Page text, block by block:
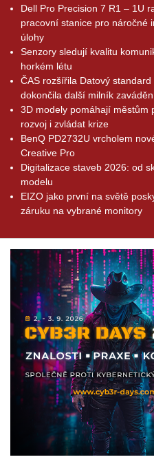
Dell Pro Precision 7 R1 – 1U
pracovní stanice pro náročné
úlohy
Senzory sledují kvalitu
horkém létu
ČAS rozšířila Datový standard
dokončila další milník
3D modely pomáhají městům
rozvoj i zvládat krize
BenQ PD2732U vrcholem
Creative Pro
Digitalizace staveb 2026: od
modelu
EIZO jako první na světě
záruku na vybrané monitory